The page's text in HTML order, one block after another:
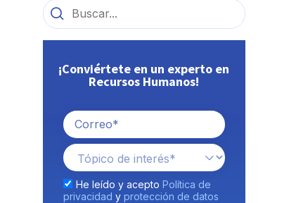
¡Conviértete en un experto en
Recursos Humanos!
He leído y acepto Política de
privacidad y protección de datos